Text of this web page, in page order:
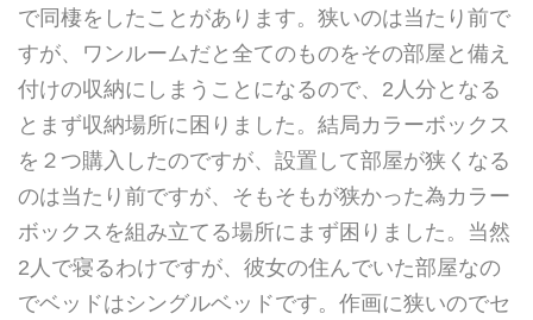
で同棲をしたことがあります。狭いのは当たり前で
すが、ワンルームだと全てのものをその部屋と備え
付けの収納にしまうことになるので、2人分となる
とまず収納場所に困りました。結局カラーボックス
を２つ購入したのですが、設置して部屋が狭くなる
のは当たり前ですが、そもそもが狭かった為カラー
ボックスを組み立てる場所にまず困りました。当然
2人で寝るわけですが、彼女の住んでいた部屋なの
でベッドはシングルベッドです。作画に狭いのでセ